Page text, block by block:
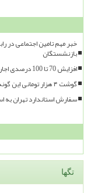
خبر مهم تامین اجتماعی در
بازنشستگان
افزایش 70 تا 100 درصدی اجاره بها در تهران
گوشت ۴ هزار تومانی این گونه میلیونی قیمت خورد
سفارش استاندارد تهران به
تگها